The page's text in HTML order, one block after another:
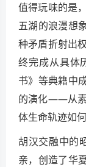
值得玩味的是
五湖的浪漫想
种矛盾折射出
终完成从具体
书》等典籍中
的演化——从
体生命轨迹如
胡汉交融中的
亲，创造了华